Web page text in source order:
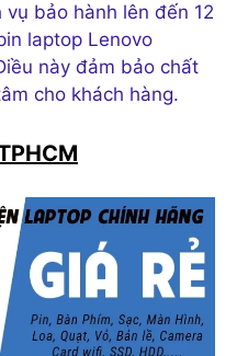
bảo hành lên đến 12
laptop Lenovo
này đảm bảo chất
cho khách hàng.